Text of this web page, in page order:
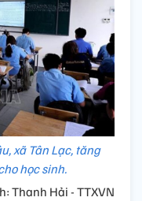
xã Tân Lạc, tăng
học sinh.
Thanh Hải - TTXVN